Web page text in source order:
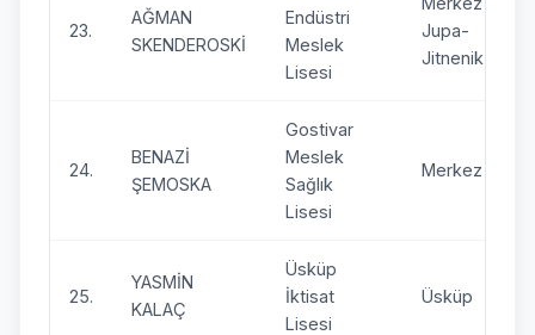
23.
AĞMAN
SKENDEROSKİ
Endüstri
Meslek
Lisesi
Jupa-
Jitnenik
24.
BENAZİ
ŞEMOSKA
Gostivar
Meslek
Sağlık
Lisesi
Merkez Jupa
25.
YASMİN
KALAÇ
Üsküp
İktisat
Lisesi
Üsküp